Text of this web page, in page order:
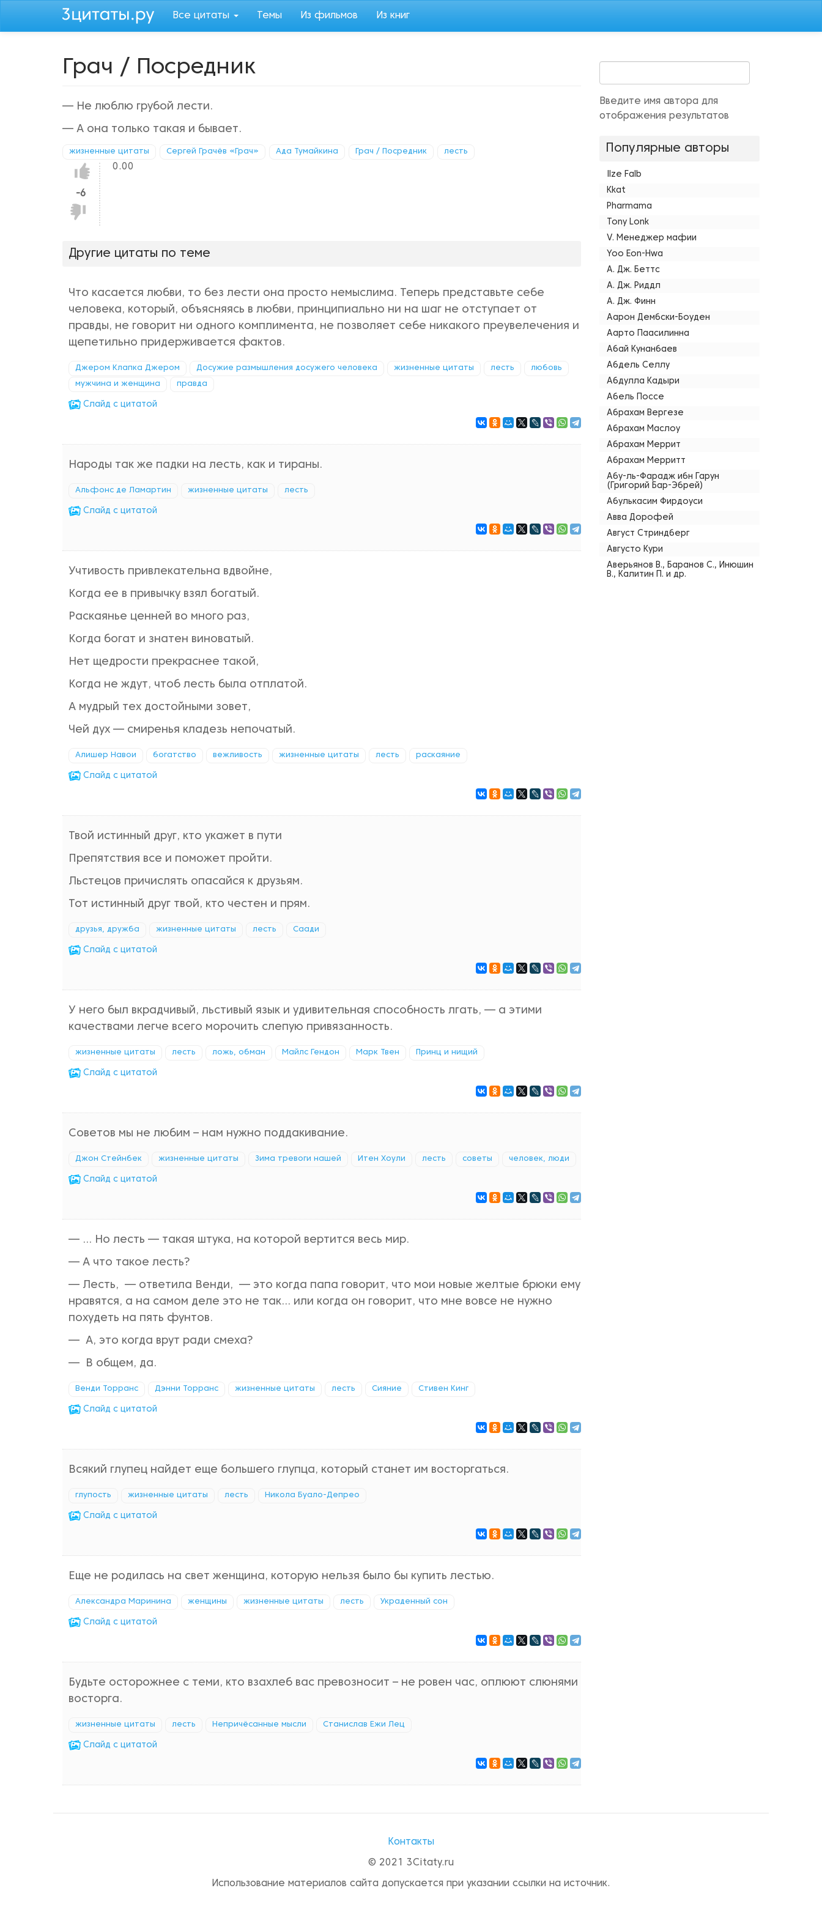
Все цитаты Темы Из фильмов Из книг
Грач / Посредник
— Не люблю грубой лести.
— А она только такая и бывает.
жизненные цитаты Сергей Грачёв «Грач» Ада Тумайкина Грач / Посредник лесть
Нравится!
-6
Не
нравится!
0.00
Другие цитаты по теме
Что касается любви, то без лести она просто немыслима. Теперь представьте себе
человека, который, объясняясь в любви, принципиально ни на шаг не отступает от
правды, не говорит ни одного комплимента, не позволяет себе никакого преувелечения и
щепетильно придерживается фактов.
Джером Клапка Джером Досужие размышления досужего человека жизненные цитаты лесть любовь
мужчина и женщина правда
Cлайд с цитатой
Народы так же падки на лесть, как и тираны.
Альфонс де Ламартин жизненные цитаты лесть
Cлайд с цитатой
Учтивость привлекательна вдвойне,
Когда ее в привычку взял богатый.
Раскаянье ценней во много раз,
Когда богат и знатен виноватый.
Нет щедрости прекраснее такой,
Когда не ждут, чтоб лесть была отплатой.
А мудрый тех достойными зовет,
Чей дух — смиренья кладезь непочатый.
Алишер Навои богатство вежливость жизненные цитаты лесть раскаяние
Cлайд с цитатой
Твой истинный друг, кто укажет в пути
Препятствия все и поможет пройти.
Льстецов причислять опасайся к друзьям.
Тот истинный друг твой, кто честен и прям.
друзья, дружба жизненные цитаты лесть Саади
Cлайд с цитатой
У него был вкрадчивый, льстивый язык и удивительная способность лгать, — а этими
качествами легче всего морочить слепую привязанность.
жизненные цитаты лесть ложь, обман Майлс Гендон Марк Твен Принц и нищий
Cлайд с цитатой
Советов мы не любим – нам нужно поддакивание.
Джон Стейнбек жизненные цитаты Зима тревоги нашей Итен Хоули лесть советы человек, люди
Cлайд с цитатой
— ... Но лесть — такая штука, на которой вертится весь мир.
— А что такое лесть?
— Лесть, — ответила Венди, — это когда папа говорит, что мои новые желтые брюки ему
нравятся, а на самом деле это не так… или когда он говорит, что мне вовсе не нужно
похудеть на пять фунтов.
— А, это когда врут ради смеха?
— В общем, да.
Венди Торранс Дэнни Торранс жизненные цитаты лесть Сияние Стивен Кинг
Cлайд с цитатой
Всякий глупец найдет еще большего глупца, который станет им восторгаться.
глупость жизненные цитаты лесть Никола Буало-Депрео
Cлайд с цитатой
Еще не родилась на свет женщина, которую нельзя было бы купить лестью.
Александра Маринина женщины жизненные цитаты лесть Украденный сон
Cлайд с цитатой
Будьте осторожнее с теми, кто взахлеб вас превозносит – не ровен час, оплюют слюнями
восторга.
жизненные цитаты лесть Непричёсанные мысли Станислав Ежи Лец
Cлайд с цитатой
Введите имя автора для
отображения результатов
Популярные авторы
Ilze Falb
Kkat
Pharmama
Tony Lonk
V. Менеджер мафии
Yoo Eon-Hwa
А. Дж. Беттс
А. Дж. Риддл
А. Дж. Финн
Аарон Дембски-Боуден
Аарто Паасилинна
Абай Кунанбаев
Абдель Селлу
Абдулла Кадыри
Абель Поссе
Абрахам Вергезе
Абрахам Маслоу
Абрахам Меррит
Абрахам Мерритт
Абу-ль-Фарадж ибн Гарун
(Григорий Бар-Эбрей)
Абулькасим Фирдоуси
Авва Дорофей
Август Стриндберг
Августо Кури
Аверьянов В., Баранов С., Инюшин
В., Калитин П. и др.
Контакты
© 2021 3Citaty.ru
Использование материалов сайта допускается при указании ссылки на источник.